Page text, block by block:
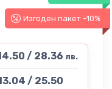
Изгоден пакет -10%
/ 28.36 лв.
/ 25.50